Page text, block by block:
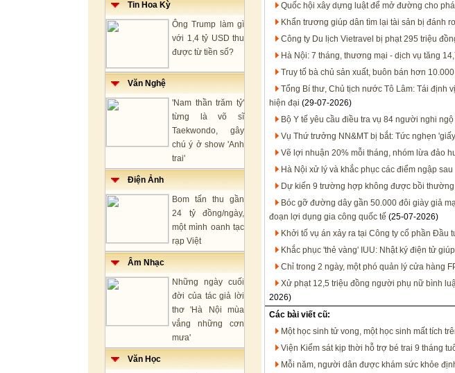
Tin Hoa Kỳ
Ông Trump làm gì
với 1,4 tỷ USD thu
được từ tiền số?
Văn Nghệ
'Nam thần trăm tỷ'
từng là võ sĩ
Taekwondo, gây
chú ý ở show 'Anh
trai'
Điện Ảnh
Bom tấn thu gần
24 tỷ đồng/ngày,
một mình oanh tạc
rạp Việt
Âm Nhạc
Những ngày cuối
đời của tác giả lời
thơ 'Hà Nội mùa
vắng những cơn
mưa'
Văn Học
Quốc hội xây dựng luật để mở đường cho
Khẩn trương giúp dân tìm lại tài sản bị đánh
Công ty Du lịch Vietravel bị phạt 295 triệu
Hà Nội: 7 tháng, thương mại - dịch vụ tăng
Truy tố bà chủ sản xuất, buôn bán hơn
Tổng Bí thư, Chủ tịch nước Tô Lâm: Tái định
hiện đại (29-07-2026)
Bộ Y tế yêu cầu điều tra vụ 84 người nghi
Vụ Thứ trưởng NN&MT bị bắt: Tức nghẹn
Vẽ lợi nhuận 20% mỗi tháng, nhóm lừa đảo
Hà Nội xử lý và khắc phục các điểm ngập
Dự kiến 9 trường hợp không được bồi
Bóc gỡ đường dây gần 50.000 đôi giày giả
đoạn lợi dụng gia công quốc tế (25-07-2026)
Khởi tố vụ án xảy ra tại Công ty cổ phần Đầu
Khắc phục 'thẻ vàng' IUU: Nhật ký điện tử
Chỉ trong 2 ngày, một phó quản lý cửa hàng
Xử phạt 12,5 triệu đồng người phụ nữ bình
2026)
Các bài viết cũ:
Một học sinh tử vong, một học sinh mất tích
Viện Kiểm sát kịp thời hỗ trợ bé trai 9 tháng
Mỗi năm, người dân được khám sức khỏe